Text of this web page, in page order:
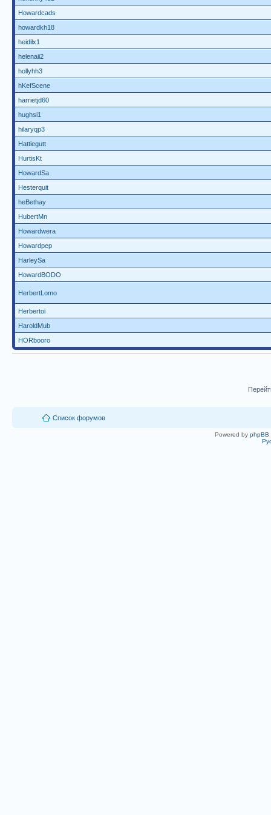
Howardcads
howardkh18
heidilx1
helenaii2
hollyhh3
hKefScene
harrietjd60
hughsi1
hilaryqp3
Hattiegutt
HurtisKt
HowardSa
Hesterquit
heBethay
HubertMn
Howardwera
Howardpep
HarleySa
HowardBODO
HerbertLomo
Herbertoi
HaroldMub
HORbooro
Список форумов
Powered by phpBB